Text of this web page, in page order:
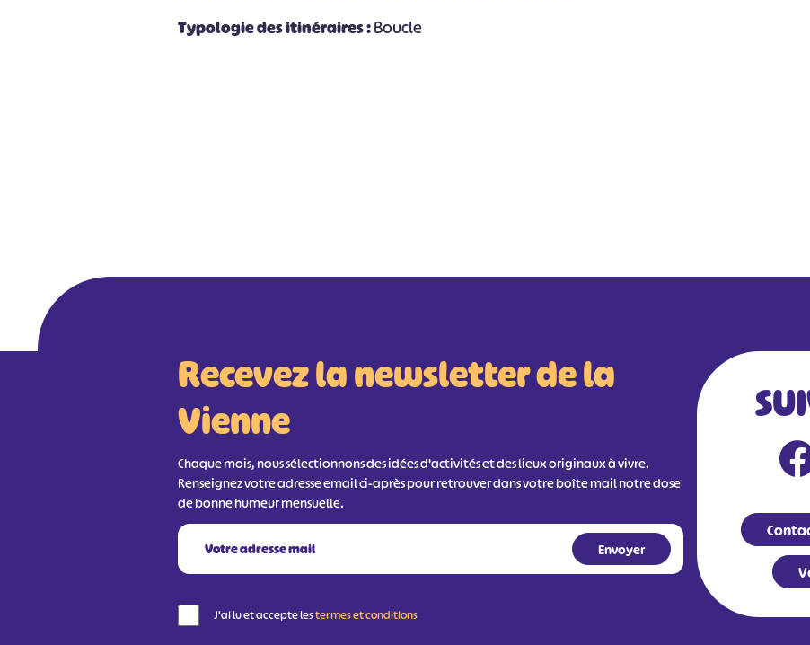
Typologie des itinéraires :Boucle
Recevez la newsletter de la
Vienne
Chaque mois, nous sélectionnons des idées d'activités et des lieux originaux à vivre.
Renseignez votre adresse email ci-après pour retrouver dans votre boîte mail notre dose
de bonne humeur mensuelle.
J'ai lu et accepte lestermes et conditions